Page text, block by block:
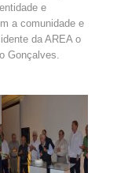
e
a comunidade e
da AREA o
Gonçalves.